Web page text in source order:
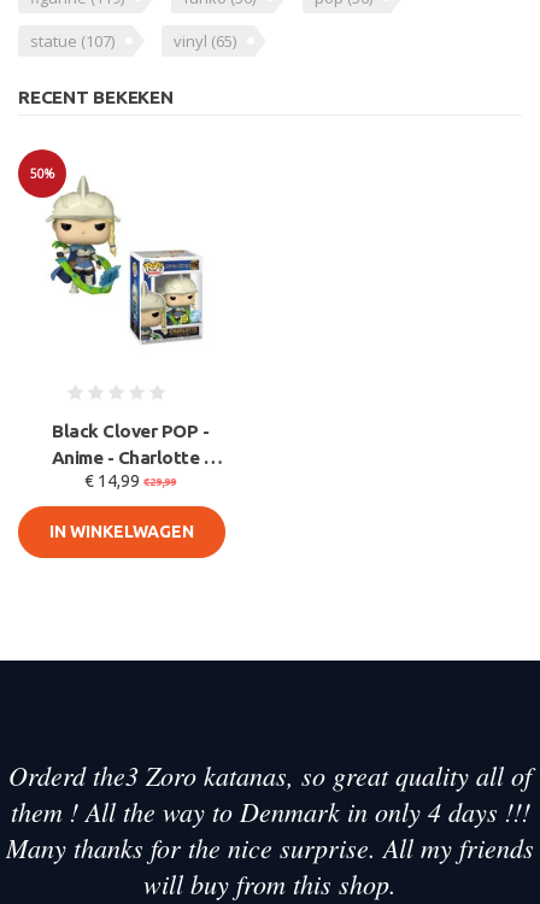
statue (107) vinyl (65)
RECENT BEKEKEN
50%
Sale
Black Clover POP -
Anime - Charlotte -
GITD - Special Edition
- 9
€ 14,99 €29,99
IN WINKELWAGEN
Orderd the3 Zoro katanas, so great quality all of
them ! All the way to Denmark in only 4 days !!!
Many thanks for the nice surprise. All my friends
will buy from this shop.